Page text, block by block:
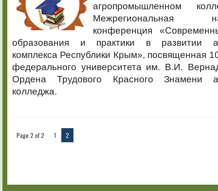
агропромышленном
Межрегиональная
конференция
образования и практики в развитии
комплекса Республики Крым», посвященная
федерального университета им. В.И.
Ордена Трудового Красного Знамени
колледжа.
Page 2 of 2 1 2